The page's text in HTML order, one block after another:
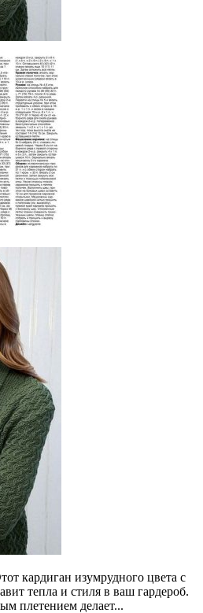
кардиган изумрудного цвета с
тепла и стиля в ваш гардероб.
плетением делает...